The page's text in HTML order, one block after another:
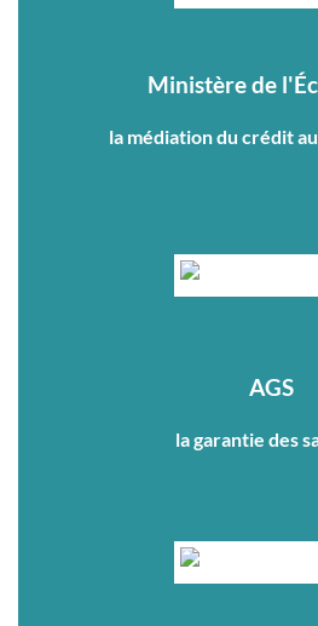
Ministère de
la médiation du crédit
AGS
la garantie des